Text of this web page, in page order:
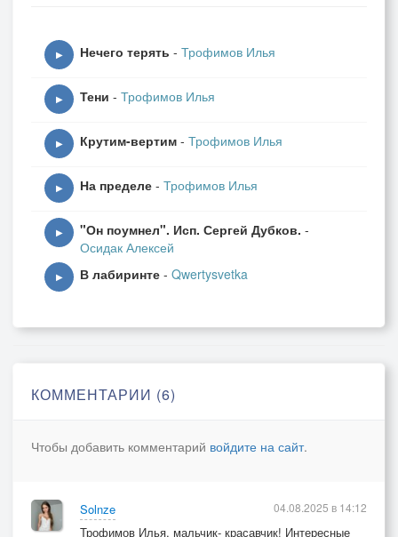
▶ Нечего терять - Трофимов Илья
▶ Тени - Трофимов Илья
▶ Крутим-вертим - Трофимов Илья
▶ На пределе - Трофимов Илья
▶ "Он поумнел". Исп. Сергей Дубков. -
Осидак Алексей
▶ В лабиринте - Qwertysvetka
КОММЕНТАРИИ (6)
Чтобы добавить комментарий войдите на сайт.
Solnze
Трофимов Илья, мальчик- красавчик! Интересные
04.08.2025 в 14:12